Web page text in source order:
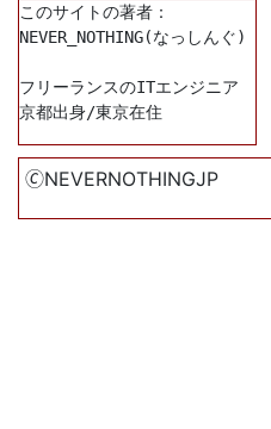
このサイトの著者：
NEVER_NOTHING(なっしんぐ)
フリーランスのITエンジニア
🄫NEVERNOTHINGJP